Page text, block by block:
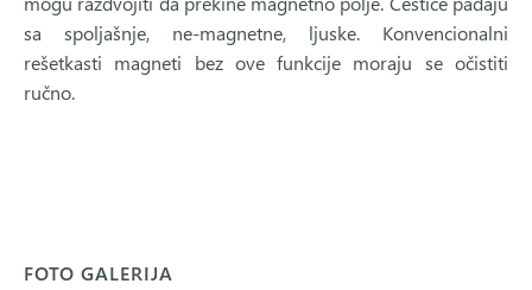
sa spoljašnje, ne-magnetne, ljuske. Konvencionalni
rešetkasti magneti bez ove funkcije moraju se očistiti
ručno.
FOTO GALERIJA